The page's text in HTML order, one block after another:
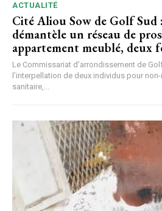
ACTUALITÉ
Cité Aliou Sow de Golf Sud
démantèle un réseau de
appartement meublé, deux
Le Commissariat d’arrondissement de
l’interpellation de deux individus pour
sanitaire,...